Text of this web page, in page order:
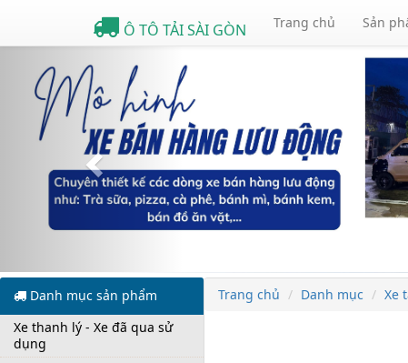
Ô TÔ TẢI SÀI GÒN Trang chủ Sản
Danh mục sản phẩm
Xe thanh lý - Xe đã qua sử
dụng
Trang chủ Danh mục Xe